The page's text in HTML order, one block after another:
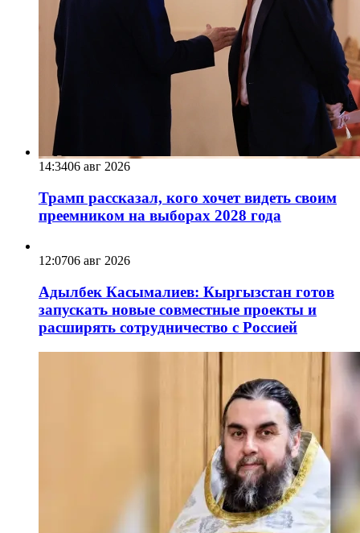
14:3406 авг 2026
Трамп рассказал, кого хочет видеть своим
преемником на выборах 2028 года
12:0706 авг 2026
Адылбек Касымалиев: Кыргызстан готов
запускать новые совместные проекты и
расширять сотрудничество с Россией